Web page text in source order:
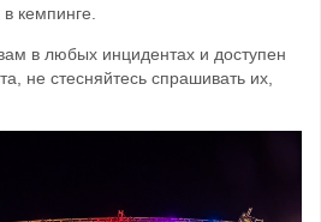
кемпинге.
в любых инцидентах и доступен
не стесняйтесь спрашивать их,